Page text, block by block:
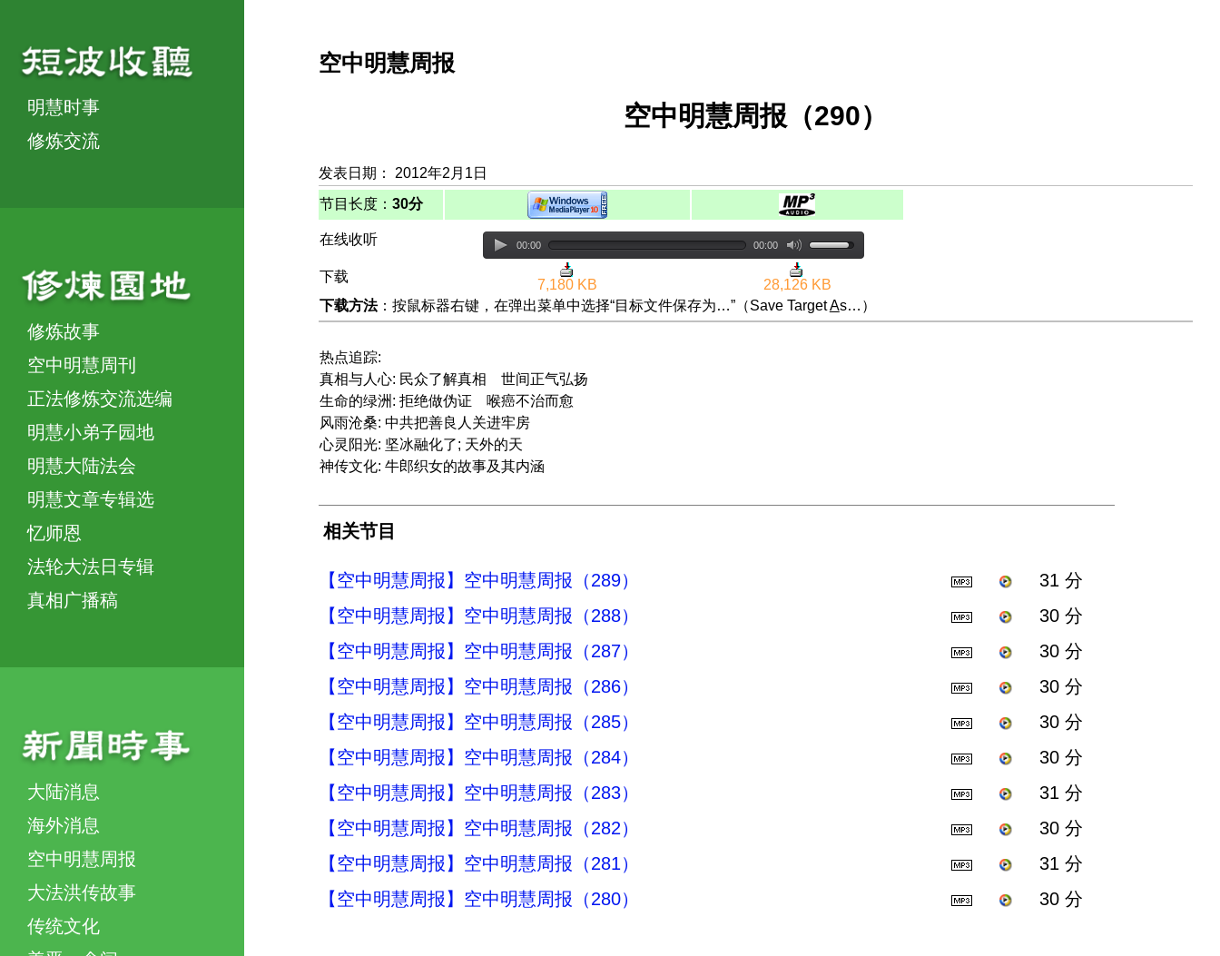
明慧时事
修炼交流
修炼故事
空中明慧周刊
正法修炼交流选编
明慧小弟子园地
明慧大陆法会
明慧文章专辑选
忆师恩
法轮大法日专辑
真相广播稿
大陆消息
海外消息
空中明慧周报
大法洪传故事
传统文化
空中明慧周报
空中明慧周报（290）
发表日期： 2012年2月1日
节目长度： 30分
在线收听 00:00 00:00
下载
7,180 KB
28,126 KB
下载方法：按鼠标器右键，在弹出菜单中选择“目标文件保存为…”（Save TargetAs…）
热点追踪:
真相与人心: 民众了解真相 世间正气弘扬
生命的绿洲: 拒绝做伪证 喉癌不治而愈
风雨沧桑: 中共把善良人关进牢房
心灵阳光: 坚冰融化了; 天外的天
神传文化: 牛郎织女的故事及其内涵
相关节目
【空中明慧周报】空中明慧周报（289）
31 分
【空中明慧周报】空中明慧周报（288）
30 分
【空中明慧周报】空中明慧周报（287）
30 分
【空中明慧周报】空中明慧周报（286）
30 分
【空中明慧周报】空中明慧周报（285）
30 分
【空中明慧周报】空中明慧周报（284）
30 分
【空中明慧周报】空中明慧周报（283）
31 分
【空中明慧周报】空中明慧周报（282）
30 分
【空中明慧周报】空中明慧周报（281）
31 分
【空中明慧周报】空中明慧周报（280）
30 分